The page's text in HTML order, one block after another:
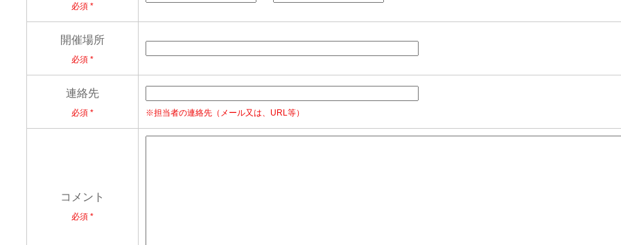
必須
開催場所
必須
連絡先
必須 ※担当者の連絡先（メール又は、URL等）
コメント
必須